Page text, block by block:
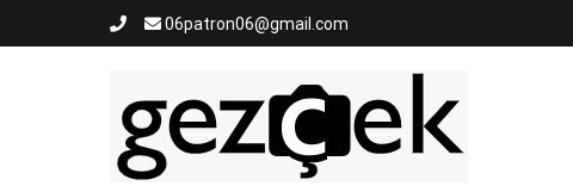
06patron06@gmail.com